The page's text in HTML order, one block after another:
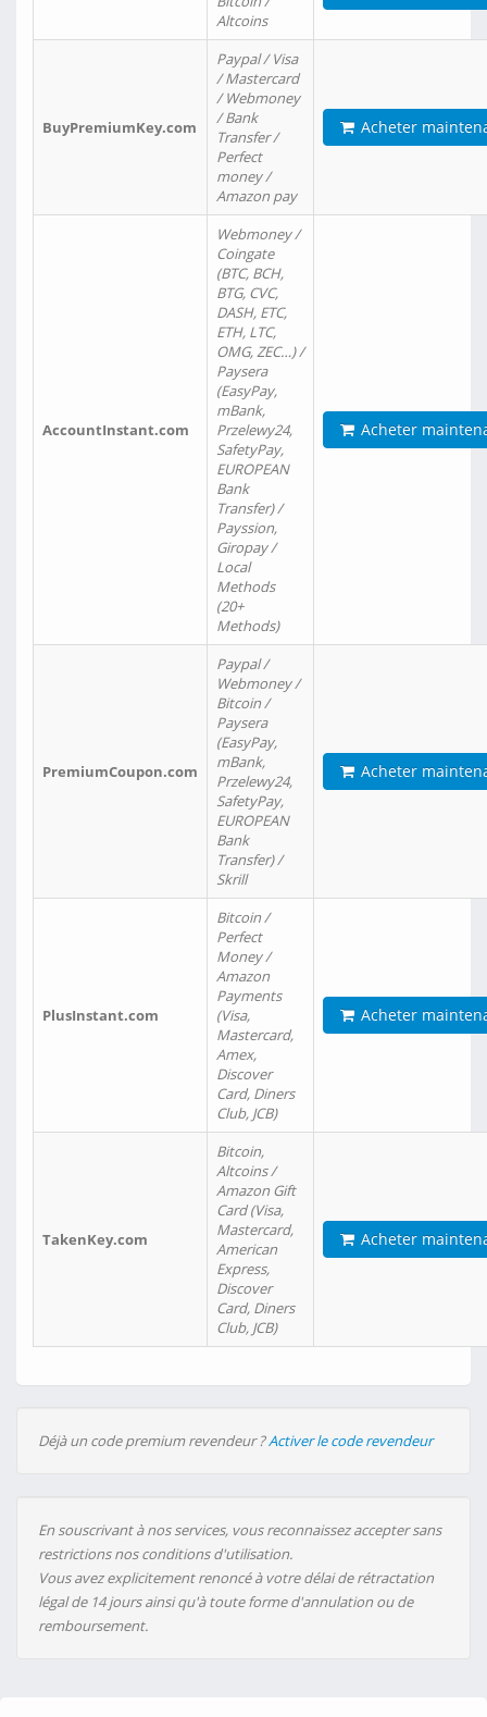
Altcoins
BuyPremiumKey.com
Paypal / Visa
/ Mastercard
/ Webmoney
/ Bank
Transfer /
Perfect
money /
Amazon pay
Acheter
AccountInstant.com
Webmoney /
Coingate
(BTC, BCH,
BTG, CVC,
DASH, ETC,
ETH, LTC,
OMG, ZEC…) /
Paysera
(EasyPay,
mBank,
Przelewy24,
SafetyPay,
EUROPEAN
Bank
Transfer) /
Payssion,
Giropay /
Local
Methods
(20+
Methods)
Acheter
PremiumCoupon.com
Paypal /
Webmoney /
Bitcoin /
Paysera
(EasyPay,
mBank,
Przelewy24,
SafetyPay,
EUROPEAN
Bank
Transfer) /
Skrill
Acheter
PlusInstant.com
Bitcoin /
Perfect
Money /
Amazon
Payments
(Visa,
Mastercard,
Amex,
Discover
Card, Diners
Club, JCB)
Acheter
TakenKey.com
Bitcoin,
Altcoins /
Amazon Gift
Card (Visa,
Mastercard,
American
Express,
Discover
Card, Diners
Club, JCB)
Acheter
Déjà un code premium revendeur ?Activer le code revendeur
En souscrivant à nos services, vous reconnaissez accepter sans
restrictions nos conditions d'utilisation.
Vous avez explicitement renoncé à votre délai de rétractation
légal de 14 jours ainsi qu'à toute forme d'annulation ou de
remboursement.